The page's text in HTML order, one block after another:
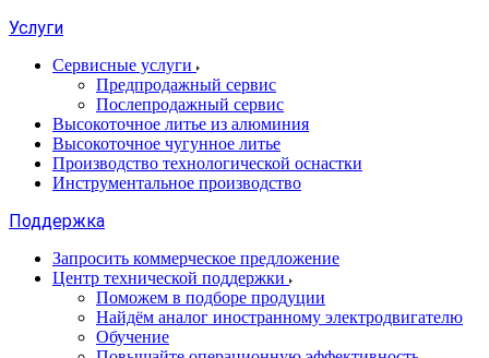
Услуги
Сервисные услуги
Предпродажный сервис
Послепродажный сервис
Высокоточное литье из алюминия
Высокоточное чугунное литье
Производство технологической оснастки
Инструментальное производство
Поддержка
Запросить коммерческое предложение
Центр технической поддержки
Поможем в подборе продуции
Найдём аналог иностранному электродвигателю
Обучение